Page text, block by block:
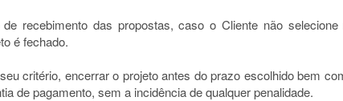
recebimento das propostas, caso o Cliente não selecione
é fechado.
critério, encerrar o projeto antes do prazo escolhido bem
de pagamento, sem a incidência de qualquer penalidade.